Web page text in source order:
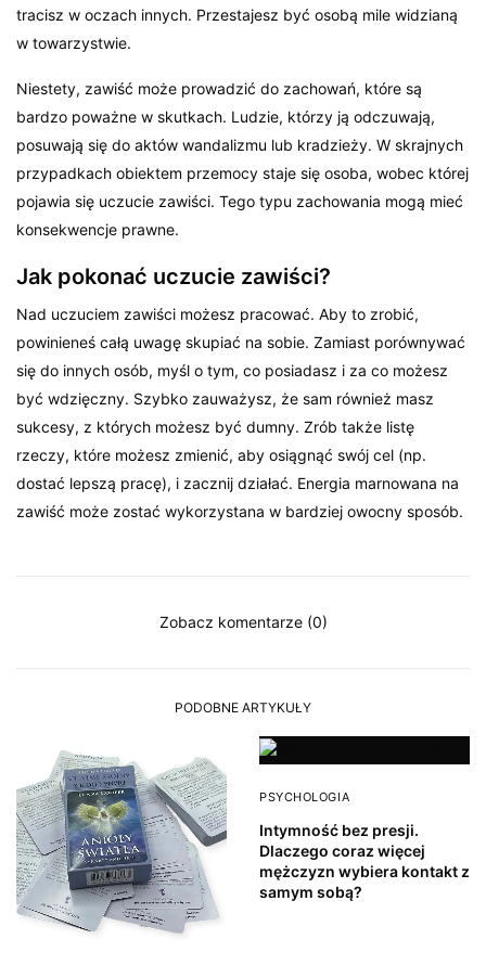
tracisz w oczach innych. Przestajesz być osobą mile widzianą
w towarzystwie.
Niestety, zawiść może prowadzić do zachowań, które są
bardzo poważne w skutkach. Ludzie, którzy ją odczuwają,
posuwają się do aktów wandalizmu lub kradzieży. W skrajnych
przypadkach obiektem przemocy staje się osoba, wobec której
pojawia się uczucie zawiści. Tego typu zachowania mogą mieć
konsekwencje prawne.
Jak pokonać uczucie zawiści?
Nad uczuciem zawiści możesz pracować. Aby to zrobić,
powinieneś całą uwagę skupiać na sobie. Zamiast porównywać
się do innych osób, myśl o tym, co posiadasz i za co możesz
być wdzięczny. Szybko zauważysz, że sam również masz
sukcesy, z których możesz być dumny. Zrób także listę
rzeczy, które możesz zmienić, aby osiągnąć swój cel (np.
dostać lepszą pracę), i zacznij działać. Energia marnowana na
zawiść może zostać wykorzystana w bardziej owocny sposób.
Zobacz komentarze (0)
PODOBNE ARTYKUŁY
PSYCHOLOGIA
Intymność bez presji.
Dlaczego coraz więcej
mężczyzn wybiera kontakt z
samym sobą?